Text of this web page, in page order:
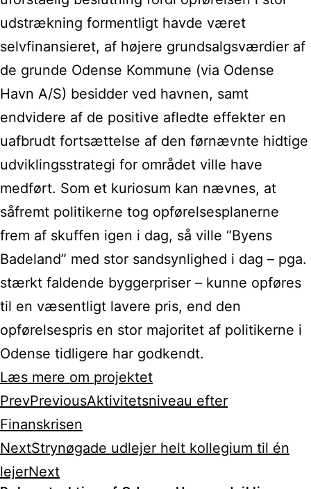
udstrækning formentligt havde været
selvfinansieret, af højere grundsalgsværdier af
de grunde Odense Kommune (via Odense
Havn A/S) besidder ved havnen, samt
endvidere af de positive afledte effekter en
uafbrudt fortsættelse af den førnævnte hidtige
udviklingsstrategi for området ville have
medført. Som et kuriosum kan nævnes, at
såfremt politikerne tog opførelsesplanerne
frem af skuffen igen i dag, så ville “Byens
Badeland” med stor sandsynlighed i dag – pga.
stærkt faldende byggerpriser – kunne opføres
til en væsentligt lavere pris, end den
opførelsespris en stor majoritet af politikerne i
Odense tidligere har godkendt.
Læs mere om projektet
PrevPreviousAktivitetsniveau efter
Finanskrisen
NextStrynøgade udlejer helt kollegium til én
lejerNext